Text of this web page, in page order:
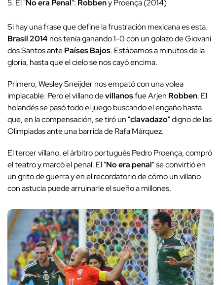
5. El "No era Penal": Robbeny Proença (2014)
Si hay una frase que define la frustración mexicana es esta.
Brasil 2014 nos tenía ganando 1-0 con un golazo de Giovani
dos Santos antePaíses Bajos. Estábamos a minutos de la
gloria, hasta que el cielo se nos cayó encima.
Primero, Wesley Sneijder nos empató con una volea
implacable. Pero el villano devillanosfue Arjen Robben. El
holandés se pasó todo el juego buscando el engaño hasta
que, en la compensación, se tiró un "clavadazo" digno de las
Olimpiadas ante una barrida de Rafa Márquez.
El tercer villano, el árbitro portugués Pedro Proença, compró
el teatro y marcó el penal. El "No era penal" se convirtió en
un grito de guerra y en el recordatorio de cómo un villano
con astucia puede arruinarle el sueño a millones.